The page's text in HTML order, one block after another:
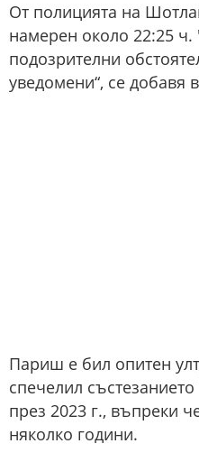
От полицията на
намерен около 22:25
подозрителни
уведомени“, се добавя
Париш е бил опитен
спечелил
през 2023 г., въпреки
няколко години.